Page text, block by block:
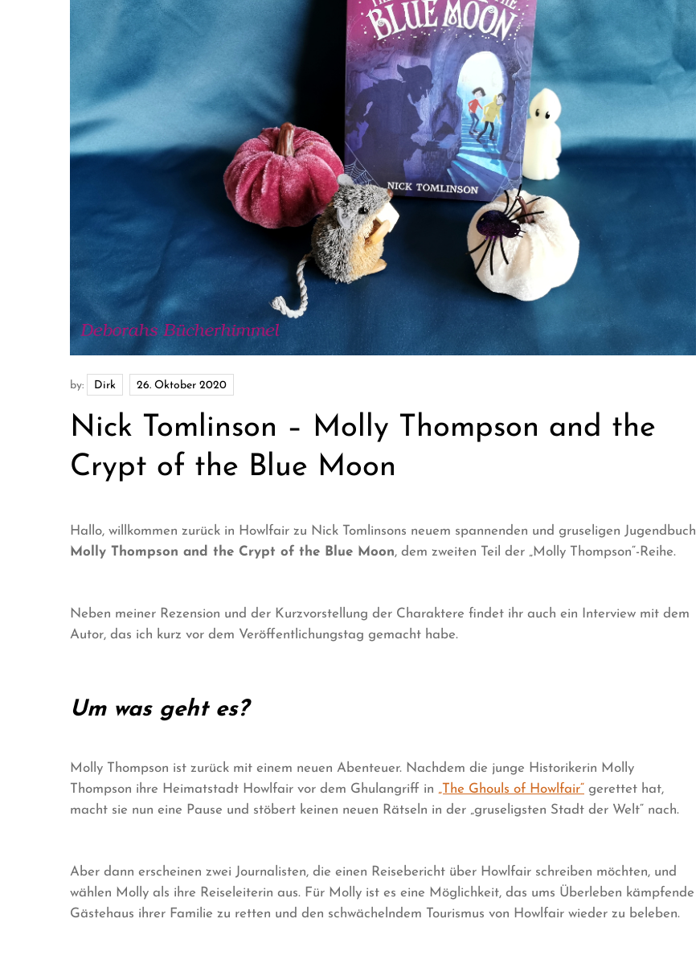
by: Dirk
Nick Tomlinson – Molly Thompson and the
Crypt of the Blue Moon
Hallo, willkommen zurück in Howlfair zu Nick Tomlinsons neuem spannenden und gruseligen Jugendbuch
Molly Thompson and the Crypt of the Blue Moon, dem zweiten Teil der „Molly Thompson“-Reihe.
Neben meiner Rezension und der Kurzvorstellung der Charaktere findet ihr auch ein Interview mit dem
Autor, das ich kurz vor dem Veröffentlichungstag gemacht habe.
Um was geht es?
Molly Thompson ist zurück mit einem neuen Abenteuer. Nachdem die junge Historikerin Molly
Thompson ihre Heimatstadt Howlfair vor dem Ghulangriff in „The Ghouls of Howlfair“ gerettet hat,
macht sie nun eine Pause und stöbert keinen neuen Rätseln in der „gruseligsten Stadt der Welt“ nach.
Aber dann erscheinen zwei Journalisten, die einen Reisebericht über Howlfair schreiben möchten, und
wählen Molly als ihre Reiseleiterin aus. Für Molly ist es eine Möglichkeit, das ums Überleben kämpfende
Gästehaus ihrer Familie zu retten und den schwächelndem Tourismus von Howlfair wieder zu beleben.